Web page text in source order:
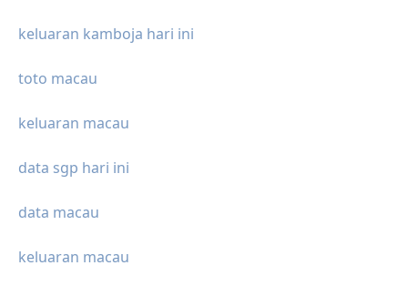
keluaran kamboja hari ini
toto macau
keluaran macau
data sgp hari ini
data macau
keluaran macau